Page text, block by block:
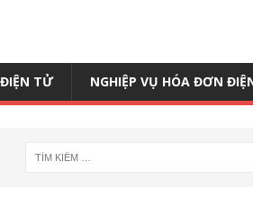
TỬ NGHIỆP VỤ HÓA ĐƠN